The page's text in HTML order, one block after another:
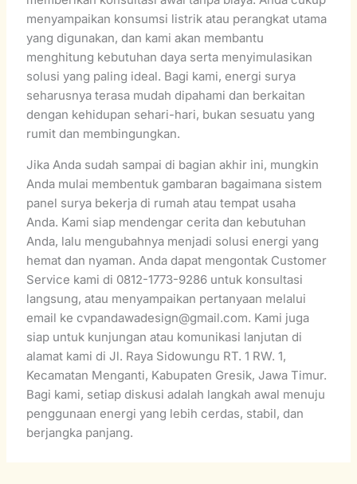
menyampaikan konsumsi listrik atau perangkat utama
yang digunakan, dan kami akan membantu
menghitung kebutuhan daya serta menyimulasikan
solusi yang paling ideal. Bagi kami, energi surya
seharusnya terasa mudah dipahami dan berkaitan
dengan kehidupan sehari-hari, bukan sesuatu yang
rumit dan membingungkan.
Jika Anda sudah sampai di bagian akhir ini, mungkin
Anda mulai membentuk gambaran bagaimana sistem
panel surya bekerja di rumah atau tempat usaha
Anda. Kami siap mendengar cerita dan kebutuhan
Anda, lalu mengubahnya menjadi solusi energi yang
hemat dan nyaman. Anda dapat mengontak Customer
Service kami di 0812-1773-9286 untuk konsultasi
langsung, atau menyampaikan pertanyaan melalui
email ke cvpandawadesign@gmail.com. Kami juga
siap untuk kunjungan atau komunikasi lanjutan di
alamat kami di Jl. Raya Sidowungu RT. 1 RW. 1,
Kecamatan Menganti, Kabupaten Gresik, Jawa Timur.
Bagi kami, setiap diskusi adalah langkah awal menuju
penggunaan energi yang lebih cerdas, stabil, dan
berjangka panjang.